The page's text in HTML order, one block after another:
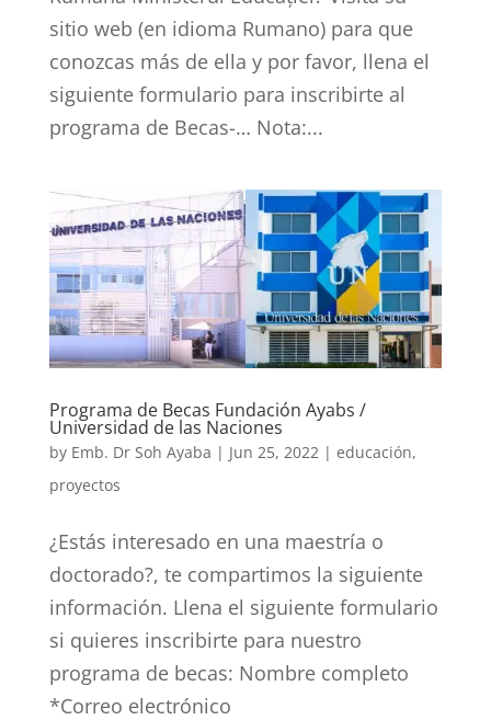
sitio web (en idioma Rumano) para que
conozcas más de ella y por favor, llena el
siguiente formulario para inscribirte al
programa de Becas-… Nota:...
Programa de Becas Fundación Ayabs /
Universidad de las Naciones
by Emb. Dr Soh Ayaba | Jun 25, 2022| educación,
proyectos
¿Estás interesado en una maestría o
doctorado?, te compartimos la siguiente
información. Llena el siguiente formulario
si quieres inscribirte para nuestro
programa de becas: Nombre completo
*Correo electrónico